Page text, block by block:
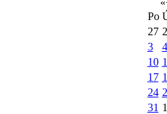
«
Po
27
3
4
10
17
24
31 1